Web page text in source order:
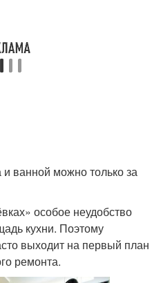
ванной можно только за
особое неудобство
кухни. Поэтому
выходит на первый план
ремонта.